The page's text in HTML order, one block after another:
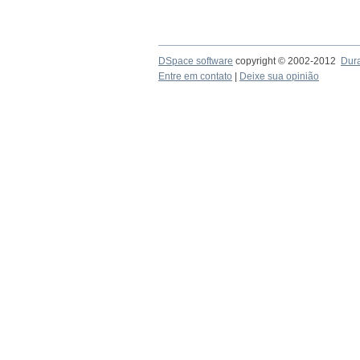
DSpace software copyright © 2002-2012
Entre em contato
Deixe sua opinião